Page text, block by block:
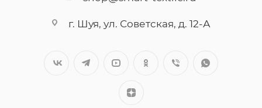
г. Шуя, ул. Советская, д. 12-А